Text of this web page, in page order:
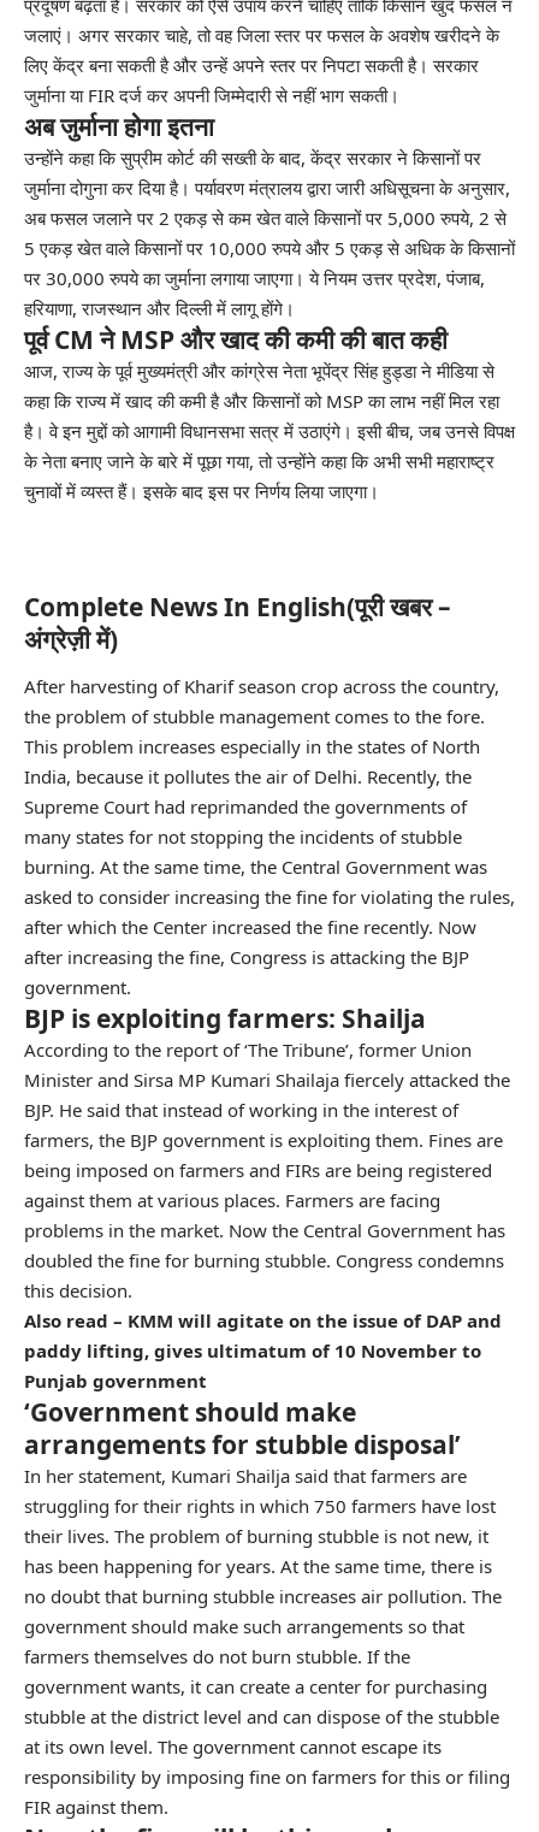
जलाएं। अगर सरकार चाहे, तो वह जिला स्तर पर फसल के अवशेष खरीदने के
लिए केंद्र बना सकती है और उन्हें अपने स्तर पर निपटा सकती है। सरकार
जुर्माना या FIR दर्ज कर अपनी जिम्मेदारी से नहीं भाग सकती।
अब जुर्माना होगा इतना
उन्होंने कहा कि सुप्रीम कोर्ट की सख्ती के बाद, केंद्र सरकार ने किसानों पर
जुर्माना दोगुना कर दिया है। पर्यावरण मंत्रालय द्वारा जारी अधिसूचना के अनुसार,
अब फसल जलाने पर 2 एकड़ से कम खेत वाले किसानों पर 5,000 रुपये, 2 से
5 एकड़ खेत वाले किसानों पर 10,000 रुपये और 5 एकड़ से अधिक के किसानों
पर 30,000 रुपये का जुर्माना लगाया जाएगा। ये नियम उत्तर प्रदेश, पंजाब,
हरियाणा, राजस्थान और दिल्ली में लागू होंगे।
पूर्व CM ने MSP और खाद की कमी की बात कही
आज, राज्य के पूर्व मुख्यमंत्री और कांग्रेस नेता भूपेंद्र सिंह हुड्डा ने मीडिया से
कहा कि राज्य में खाद की कमी है और किसानों को MSP का लाभ नहीं मिल रहा
है। वे इन मुद्दों को आगामी विधानसभा सत्र में उठाएंगे। इसी बीच, जब उनसे विपक्ष
के नेता बनाए जाने के बारे में पूछा गया, तो उन्होंने कहा कि अभी सभी महाराष्ट्र
चुनावों में व्यस्त हैं। इसके बाद इस पर निर्णय लिया जाएगा।
Complete News In English(पूरी खबर –
अंग्रेज़ी में)
After harvesting of Kharif season crop across the country,
the problem of stubble management comes to the fore.
This problem increases especially in the states of North
India, because it pollutes the air of Delhi. Recently, the
Supreme Court had reprimanded the governments of
many states for not stopping the incidents of stubble
burning. At the same time, the Central Government was
asked to consider increasing the fine for violating the rules,
after which the Center increased the fine recently. Now
after increasing the fine, Congress is attacking the BJP
government.
BJP is exploiting farmers: Shailja
According to the report of ‘The Tribune’, former Union
Minister and Sirsa MP Kumari Shailaja fiercely attacked the
BJP. He said that instead of working in the interest of
farmers, the BJP government is exploiting them. Fines are
being imposed on farmers and FIRs are being registered
against them at various places. Farmers are facing
problems in the market. Now the Central Government has
doubled the fine for burning stubble. Congress condemns
this decision.
Also read – KMM will agitate on the issue of DAP and
paddy lifting, gives ultimatum of 10 November to
Punjab government
‘Government should make
arrangements for stubble disposal’
In her statement, Kumari Shailja said that farmers are
struggling for their rights in which 750 farmers have lost
their lives. The problem of burning stubble is not new, it
has been happening for years. At the same time, there is
no doubt that burning stubble increases air pollution. The
government should make such arrangements so that
farmers themselves do not burn stubble. If the
government wants, it can create a center for purchasing
stubble at the district level and can dispose of the stubble
at its own level. The government cannot escape its
responsibility by imposing fine on farmers for this or filing
FIR against them.